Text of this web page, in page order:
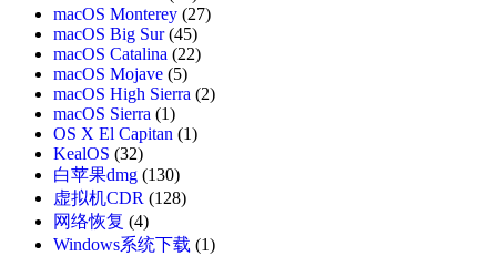
macOS Monterey (27)
macOS Big Sur(45)
macOS Catalina (22)
macOS Mojave (5)
macOS High Sierra (2)
macOS Sierra (1)
OS X El Capitan (1)
KealOS (32)
白苹果dmg (130)
虚拟机CDR (128)
网络恢复 (4)
Windows系统下载 (1)